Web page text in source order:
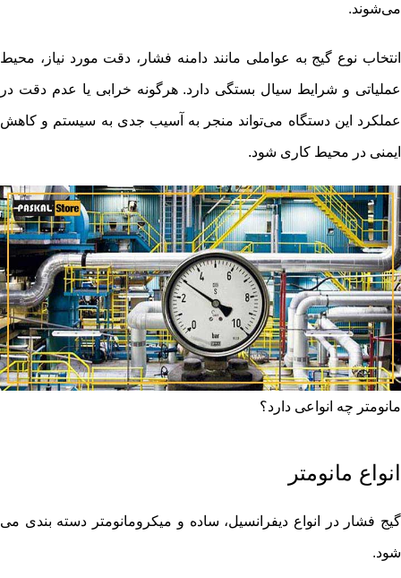
می‌شوند.
انتخاب نوع گیج به عواملی مانند دامنه فشار، دقت مورد نیاز، محیط
عملیاتی و شرایط سیال بستگی دارد. هرگونه خرابی یا عدم دقت در
عملکرد این دستگاه می‌تواند منجر به آسیب جدی به سیستم و کاهش
ایمنی در محیط کاری شود.
مانومتر چه انواعی دارد؟
انواع مانومتر
گیج فشار در انواع دیفرانسیل، ساده و میکرومانومتر دسته بندی می
شود.